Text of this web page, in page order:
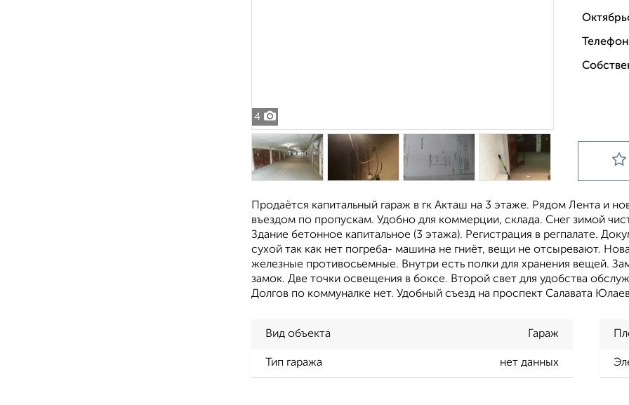
4
Продаётся капитальный гараж в гк Акташ на 3 этаже. Рядом Лента и
въездом по пропускам. Удобно для коммерции, склада. Снег зимой
Здание бетонное капитальное (3 этажа). Регистрация в регпалате.
сухой так как нет погреба- машина не гниёт, вещи не отсыревают.
железные противосьемные. Внутри есть полки для хранения вещей.
замок. Две точки освещения в боксе. Второй свет для удобства
Долгов по коммуналке нет. Удобный съезд на проспект Салавата
Вид объекта Гараж
Тип гаража нет данных